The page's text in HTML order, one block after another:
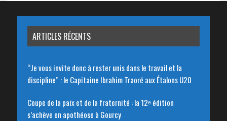
ARTICLES RÉCENTS
“Je vous invite donc à rester unis dans le travail et la
discipline” : le Capitaine Ibrahim Traoré aux Étalons U20
Coupe de la paix et de la fraternité : la 12ᵉ édition
s’achève en apothéose à Gourcy